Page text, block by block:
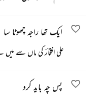
ایک تھا راجہ چھوٹا سا
علی افتخارؔ کی ماں سے
پس چہ باید کرد